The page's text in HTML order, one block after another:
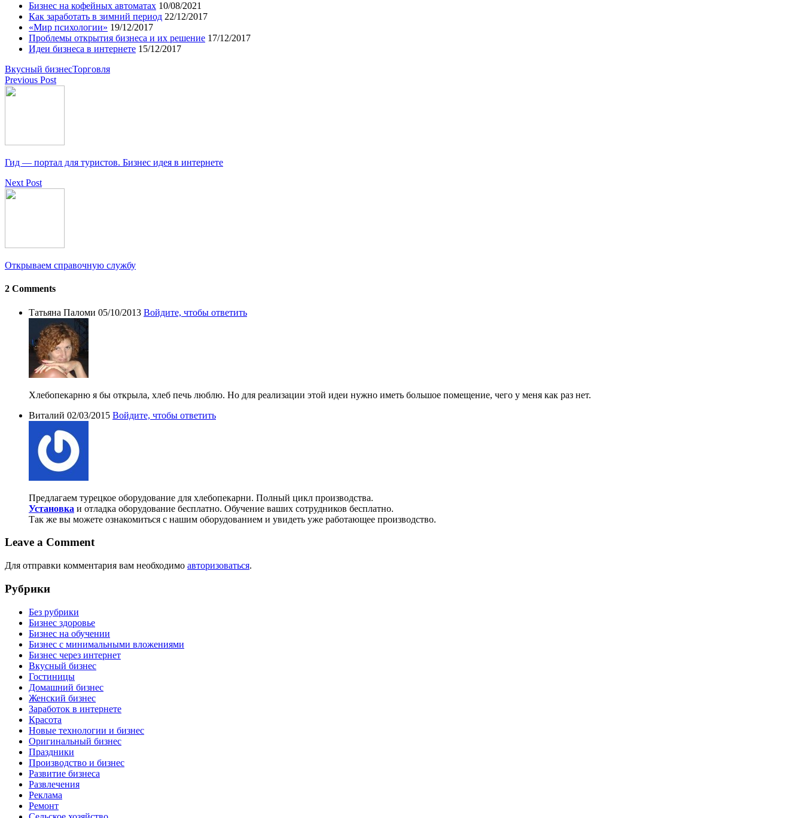
Бизнес на кофейных автоматах 10/08/2021
Как заработать в зимний период 22/12/2017
«Мир психологии» 19/12/2017
Проблемы открытия бизнеса и их решение 17/12/2017
Идеи бизнеса в интернете 15/12/2017
Вкусный бизнесТорговля
Previous Post
Гид — портал для туристов. Бизнес идея в интернете
Next Post
Открываем справочную службу
2 Comments
Tатьяна Паломи 05/10/2013 Войдите, чтобы ответить
Хлебопекарню я бы открыла, хлеб печь люблю. Но для реализации этой идеи нужно иметь большое помещение, чего у меня как раз нет.
Виталий 02/03/2015 Войдите, чтобы ответить
Предлагаем турецкое оборудование для хлебопекарни. Полный цикл производства.
Установка и отладка оборудование бесплатно. Обучение ваших сотрудников бесплатно.
Так же вы можете ознакомиться с нашим оборудованием и увидеть уже работающее производство.
Leave a Comment
Для отправки комментария вам необходимо авторизоваться.
Рубрики
Без рубрики
Бизнес здоровье
Бизнес на обучении
Бизнес с минимальными вложениями
Бизнес через интернет
Вкусный бизнес
Гостиницы
Домашний бизнес
Женский бизнес
Заработок в интернете
Красота
Новые технологии и бизнес
Оригинальный бизнес
Праздники
Производство и бизнес
Развитие бизнеса
Развлечения
Реклама
Ремонт